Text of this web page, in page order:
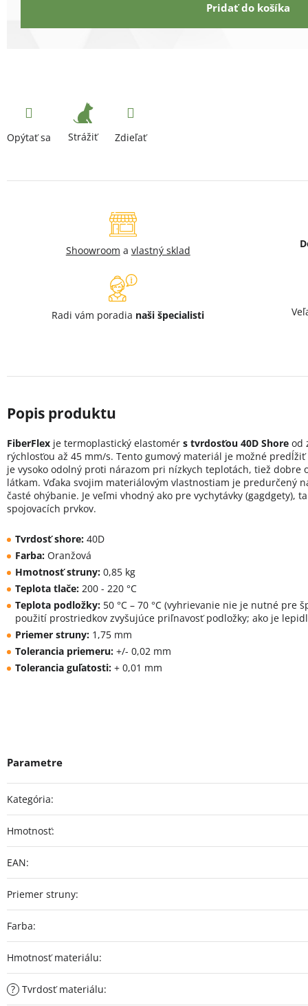
Pridať do košíka
Opýtať sa Strážiť Zdieľať
Shoowroom a vlastný sklad
Radi vám poradia naši špecialisti
FiberFlex je termoplastický elastomér s tvrdosťou 40D Shore od
rýchlosťou až 45 mm/s. Tento gumový materiál je možné
je vysoko odolný proti nárazom pri nízkych teplotách, tiež dobre
látkam. Vďaka svojim materiálovým vlastnostiam je predurčený
časté ohýbanie. Je veľmi vhodný ako pre vychytávky (gagdgety),
spojovacích prvkov.
Tvrdosť shore: 40D
Farba: Oranžová
Hmotnosť struny: 0,85 kg
Teplota tlače: 200 - 220 °C
Teplota podložky: 50 °C – 70 °C (vyhrievanie nie je nutné pre
použití prostriedkov zvyšujúce priľnavosť podložky; ako je
Priemer struny: 1,75 mm
Tolerancia priemeru: +/- 0,02 mm
Tolerancia guľatosti: + 0,01 mm
Kategória:
Hmotnosť:
EAN:
Priemer struny:
Farba:
Hmotnosť materiálu:
? Tvrdosť materiálu: